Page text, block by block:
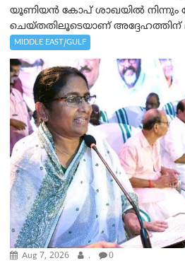
യൂണിയൻ കോപ് ശാഖയിൽ
ചെയ്തതിലൂടെയാണ് അദ്ദേഹത്തിന്
MIDDLE EAST/GULF
Aug 7, 2026 . 0